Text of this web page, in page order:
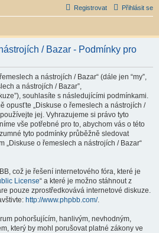
Přihlásit se
Registrovat
/ Bazar - Podmínky pro
a nástrojích / Bazar“ (dále jen “my”,
a nástrojích / Bazar”,
souhlasíte s následujícími podmínkami.
opusťte „Diskuse o řemeslech a nástrojích /
jej. Vyhrazujeme si právo tyto
vše potřebné pro to, abychom vás o této
tyto podmínky průběžně sledovat
„Diskuse o řemeslech a nástrojích / Bazar“
což je řešení internetového fóra, které je
License“ a které je možno stáhnout z
pouze zprostředkovává internetové diskuze.
http://www.phpbb.com/.
pohoršujícím, hanlivým, nevhodným,
který by mohl porušovat platné zákony ve